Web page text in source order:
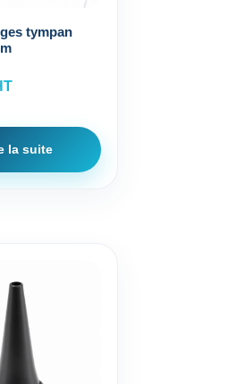
tympan
la suite